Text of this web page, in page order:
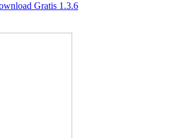
Gratis 1.3.6